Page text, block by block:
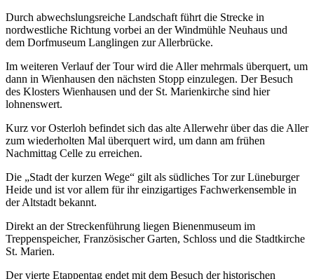
Durch abwechslungsreiche Landschaft führt die Strecke in
nordwestliche Richtung vorbei an der Windmühle Neuhaus und
dem Dorfmuseum Langlingen zur Allerbrücke.
Im weiteren Verlauf der Tour wird die Aller mehrmals überquert, um
dann in Wienhausen den nächsten Stopp einzulegen. Der Besuch
des Klosters Wienhausen und der St. Marienkirche sind hier
lohnenswert.
Kurz vor Osterloh befindet sich das alte Allerwehr über das die Aller
zum wiederholten Mal überquert wird, um dann am frühen
Nachmittag Celle zu erreichen.
Die „Stadt der kurzen Wege“ gilt als südliches Tor zur Lüneburger
Heide und ist vor allem für ihr einzigartiges Fachwerkensemble in
der Altstadt bekannt.
Direkt an der Streckenführung liegen Bienenmuseum im
Treppenspeicher, Französischer Garten, Schloss und die Stadtkirche
St. Marien.
Der vierte Etappentag endet mit dem Besuch der historischen